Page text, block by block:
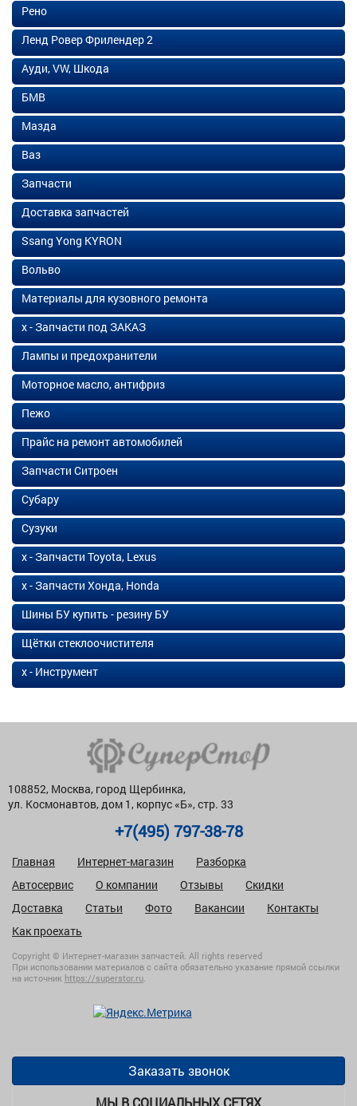
Рено
Ленд Ровер Фрилендер 2
Ауди, VW, Шкода
БМВ
Мазда
Ваз
Запчасти
Доставка запчастей
Ssang Yong KYRON
Вольво
Материалы для кузовного ремонта
х - Запчасти под ЗАКАЗ
Лампы и предохранители
Моторное масло, антифриз
Пежо
Прайс на ремонт автомобилей
Запчасти Ситроен
Субару
Сузуки
х - Запчасти Toyota, Lexus
х - Запчасти Хонда, Honda
Шины БУ купить - резину БУ
Щётки стеклоочистителя
х - Инструмент
108852, Москва, город Щербинка,
ул. Космонавтов, дом 1, корпус «Б», стр. 33
+7(495) 797-38-78
Главная Интернет-магазин
Разборка
Автосервис
О компании Отзывы
Скидки
Доставка
Статьи Фото Вакансии
Контакты
Как проехать
Copyright © Интернет-магазин запчастей. All rights reserved
При использовании материалов с сайта обязательно указание прямой ссылки
на источник https://superstor.ru
Заказать звонок
МЫ В СОЦИАЛЬНЫХ СЕТЯХ